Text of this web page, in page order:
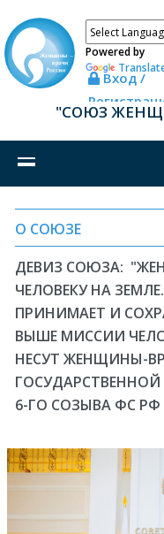
Powered by
Вход /
"СОЮЗ
О СОЮЗЕ
ДЕВИЗ СОЮЗА:
ЧЕЛОВЕКУ НА
ПРИНИМАЕТ И
ВЫШЕ МИССИИ
НЕСУТ ЖЕНЩИНЫ-
6-ГО СОЗЫВА ФС РФ